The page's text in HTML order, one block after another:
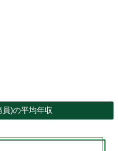
)の平均年収